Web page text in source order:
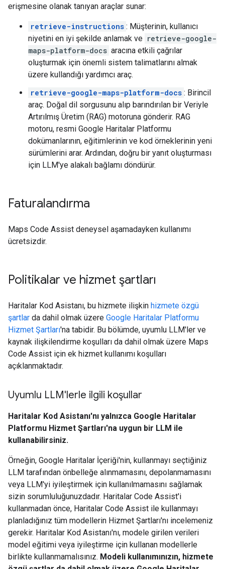
erişmesine olanak tanıyan araçlar sunar:
retrieve-instructions : Müşterinin, kullanıcı
niyetini en iyi şekilde anlamak ve retrieve-google-
maps-platform-docs aracına etkili çağrılar
oluşturmak için önemli sistem talimatlarını almak
üzere kullandığı yardımcı araç.
retrieve-google-maps-platform-docs : Birincil
araç. Doğal dil sorgusunu alıp barındırılan bir Veriyle
Artırılmış Üretim (RAG) motoruna gönderir. RAG
motoru, resmi Google Haritalar Platformu
dokümanlarının, eğitimlerinin ve kod örneklerinin yeni
sürümlerini arar. Ardından, doğru bir yanıt oluşturması
için LLM'ye alakalı bağlamı döndürür.
Faturalandırma
Maps Code Assist deneysel aşamadayken kullanımı
ücretsizdir.
Politikalar ve hizmet şartları
Haritalar Kod Asistanı, bu hizmete ilişkin hizmete özgü
şartlar da dahil olmak üzere Google Haritalar Platformu
Hizmet Şartları'na tabidir. Bu bölümde, uyumlu LLM'ler ve
kaynak ilişkilendirme koşulları da dahil olmak üzere Maps
Code Assist için ek hizmet kullanımı koşulları
açıklanmaktadır.
Uyumlu LLM'lerle ilgili koşullar
Haritalar Kod Asistanı'nı yalnızca Google Haritalar
Platformu Hizmet Şartları'na uygun bir LLM ile
kullanabilirsiniz.
Örneğin, Google Haritalar İçeriği'nin, kullanmayı seçtiğiniz
LLM tarafından önbelleğe alınmamasını, depolanmamasını
veya LLM'yi iyileştirmek için kullanılmamasını sağlamak
sizin sorumluluğunuzdadır. Haritalar Code Assist'i
kullanmadan önce, Haritalar Code Assist ile kullanmayı
planladığınız tüm modellerin Hizmet Şartları'nı incelemeniz
gerekir. Haritalar Kod Asistanı'nı, modele girilen verileri
model eğitimi veya iyileştirme için kullanan modellerle
birlikte kullanmamalısınız. Modeli kullanımınızın, hizmete